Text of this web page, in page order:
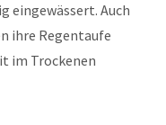
eingewässert. Auch
ihre Regentaufe
im Trockenen